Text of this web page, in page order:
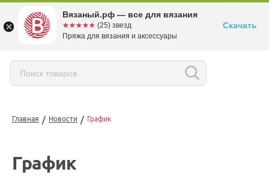
Главная / Новости / График
График
Вязаный.рф — все для вязания
☆☆☆☆☆
★★★★★ (25) звезд
Пряжа для вязания и аксессуары
Скачать